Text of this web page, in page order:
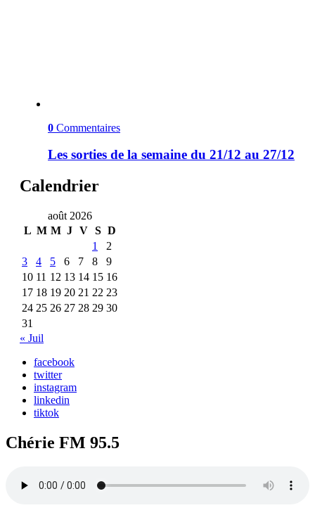
0 Commentaires
Les sorties de la semaine du 21/12 au 27/12
Calendrier
août 2026
L M M J V S D
1
2
3
4 5 6 7 8
9
10 11 12 13 14 15 16
17 18 19 20 21 22 23
24 25 26 27 28 29 30
31
« Juil
facebook
twitter
instagram
linkedin
tiktok
Chérie FM 95.5